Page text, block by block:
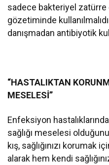
sadece bakteriyel zatürre
gözetiminde
danışmadan antibiyotik
“HASTALIKTAN
MESELESİ”
Enfeksiyon
sağlığı meselesi
kış, sağlığınızı korumak
alarak hem kendi